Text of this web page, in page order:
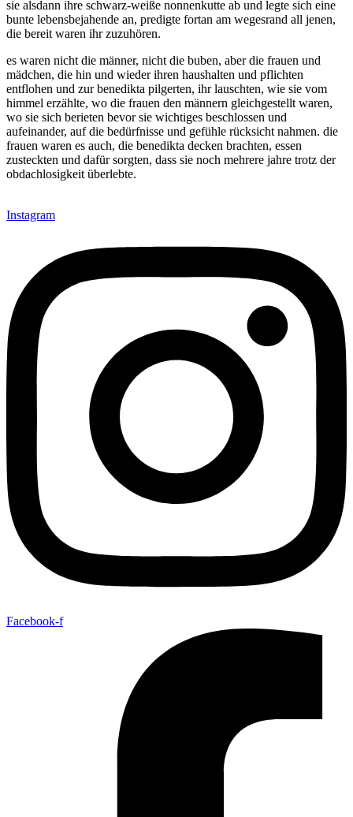
sie alsdann ihre schwarz-weiße nonnenkutte ab und legte sich eine
bunte lebensbejahende an, predigte fortan am wegesrand all jenen,
die bereit waren ihr zuzuhören.
es waren nicht die männer, nicht die buben, aber die frauen und
mädchen, die hin und wieder ihren haushalten und pflichten
entflohen und zur benedikta pilgerten, ihr lauschten, wie sie vom
himmel erzählte, wo die frauen den männern gleichgestellt waren,
wo sie sich berieten bevor sie wichtiges beschlossen und
aufeinander, auf die bedürfnisse und gefühle rücksicht nahmen. die
frauen waren es auch, die benedikta decken brachten, essen
zusteckten und dafür sorgten, dass sie noch mehrere jahre trotz der
obdachlosigkeit überlebte.
Instagram
Facebook-f